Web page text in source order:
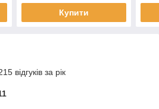
Купити
відгуків за рік